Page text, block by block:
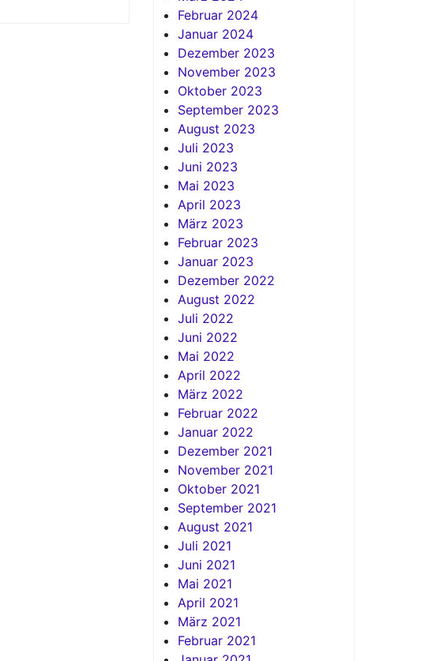
Februar 2024
Januar 2024
Dezember 2023
November 2023
Oktober 2023
September 2023
August 2023
Juli 2023
Juni 2023
Mai 2023
April 2023
März 2023
Februar 2023
Januar 2023
Dezember 2022
August 2022
Juli 2022
Juni 2022
Mai 2022
April 2022
März 2022
Februar 2022
Januar 2022
Dezember 2021
November 2021
Oktober 2021
September 2021
August 2021
Juli 2021
Juni 2021
Mai 2021
April 2021
März 2021
Februar 2021